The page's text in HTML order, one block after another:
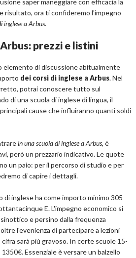
saper maneggiare con efficacia la
risultato, ora ti confideremo l'impegno
inglese a Arbus.
prezzi e listini
elemento di discussione abitualmente
dei corsi di inglese a Arbus. Nel
potrai conoscere tutto sul
di una scuola di inglese di lingua, il
cause che influiranno quanti soldi
in una scuola di inglese a Arbus, è
però un prezzario indicativo. Le quote
un paio: per il percorso di studio e per
di capire i dettagli.
di inglese ha come importo minimo 305
E. L'impegno economico si
e persino dalla frequenza
l'evenienza di partecipare a lezioni
cifra sarà più gravoso. In certe scuole 15-
Essenziale è versare un balzello